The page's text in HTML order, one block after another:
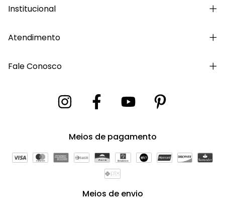
Institucional
Atendimento
Fale Conosco
Meios de pagamento
Meios de envio